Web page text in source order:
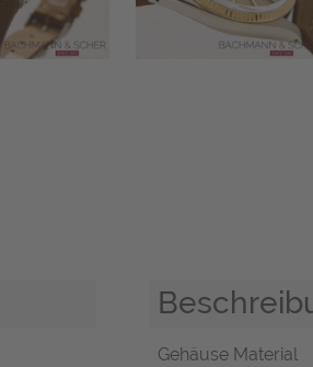
Gehäuse Material